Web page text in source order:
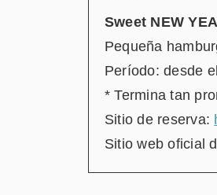
Sweet NEW
Pequeña
Período: desde
* Termina tan
Sitio de reserva:
Sitio web oficial